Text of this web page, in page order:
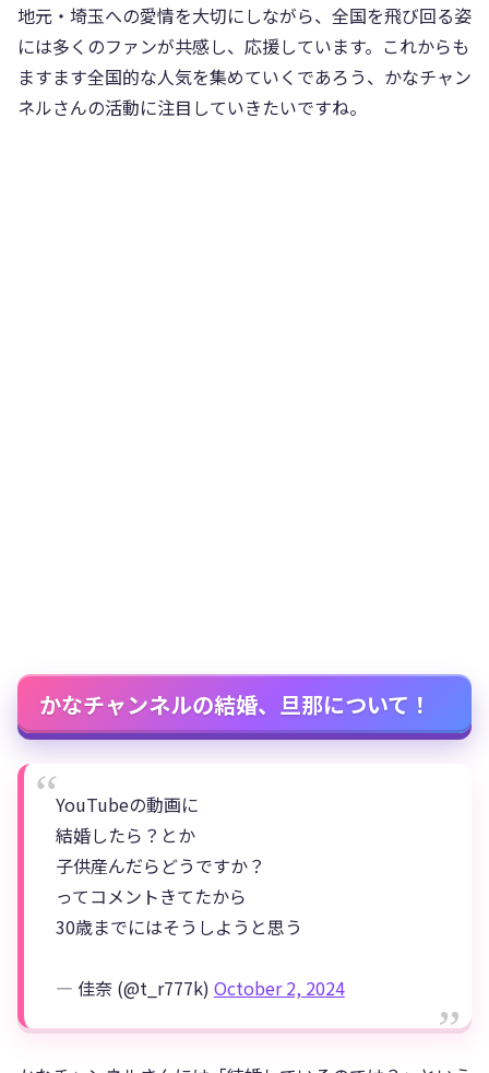
地元・埼玉への愛情を大切にしながら、全国を飛び回る姿
には多くのファンが共感し、応援しています。これからも
ますます全国的な人気を集めていくであろう、かなチャン
ネルさんの活動に注目していきたいですね。
かなチャンネルの結婚、旦那について！
YouTubeの動画に
結婚したら？とか
子供産んだらどうですか？
ってコメントきてたから
30歳までにはそうしようと思う
— 佳奈 (@t_r777k) October 2, 2024